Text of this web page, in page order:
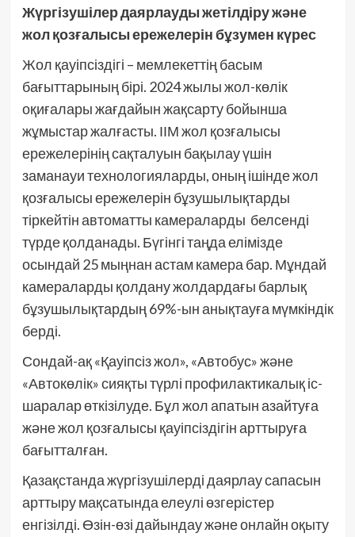
Жүргізушілер даярлауды жетілдіру және
жол қозғалысы ережелерін бұзумен күрес
Жол қауіпсіздігі – мемлекеттің басым
бағыттарының бірі. 2024 жылы жол-көлік
оқиғалары жағдайын жақсарту бойынша
жұмыстар жалғасты. ІІМ жол қозғалысы
ережелерінің сақталуын бақылау үшін
заманауи технологияларды, оның ішінде жол
қозғалысы ережелерін бұзушылықтарды
тіркейтін автоматты камераларды белсенді
түрде қолданады. Бүгінгі таңда елімізде
осындай 25 мыңнан астам камера бар. Мұндай
камераларды қолдану жолдардағы барлық
бұзушылықтардың 69%-ын анықтауға мүмкіндік
берді.
Сондай-ақ «Қауіпсіз жол», «Автобус» және
«Автокөлік» сияқты түрлі профилактикалық іс-
шаралар өткізілуде. Бұл жол апатын азайтуға
және жол қозғалысы қауіпсіздігін арттыруға
бағытталған.
Қазақстанда жүргізушілерді даярлау сапасын
арттыру мақсатында елеулі өзгерістер
енгізілді. Өзін-өзі дайындау және онлайн оқыту